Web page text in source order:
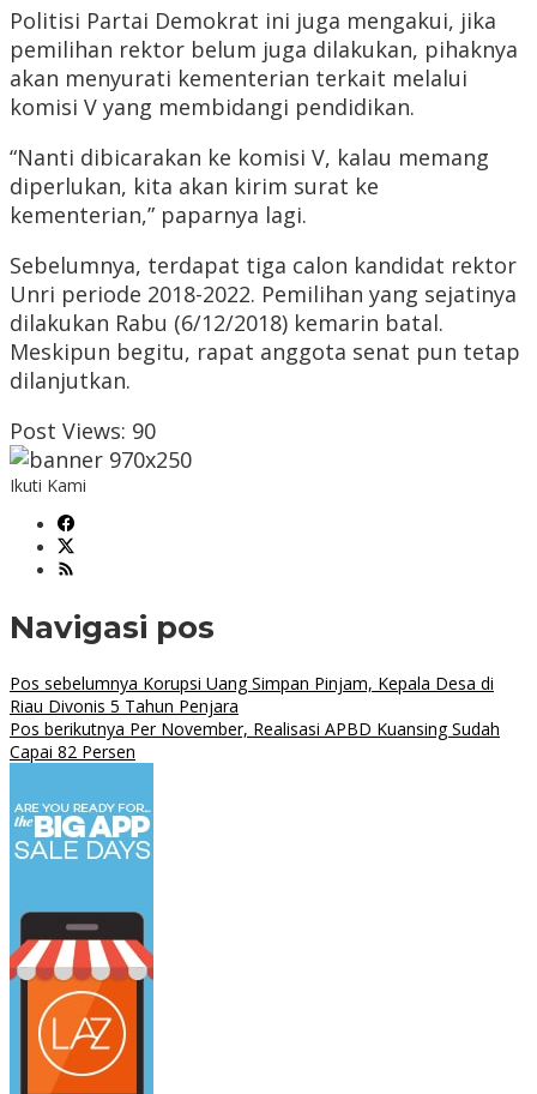
Politisi Partai Demokrat ini juga mengakui, jika
pemilihan rektor belum juga dilakukan, pihaknya
akan menyurati kementerian terkait melalui
komisi V yang membidangi pendidikan.
“Nanti dibicarakan ke komisi V, kalau memang
diperlukan, kita akan kirim surat ke
kementerian,” paparnya lagi.
Sebelumnya, terdapat tiga calon kandidat rektor
Unri periode 2018-2022. Pemilihan yang sejatinya
dilakukan Rabu (6/12/2018) kemarin batal.
Meskipun begitu, rapat anggota senat pun tetap
dilanjutkan.
Post Views: 90
Ikuti Kami
Navigasi pos
Pos sebelumnya Korupsi Uang Simpan Pinjam, Kepala Desa di
Riau Divonis 5 Tahun Penjara
Pos berikutnya Per November, Realisasi APBD Kuansing Sudah
Capai 82 Persen